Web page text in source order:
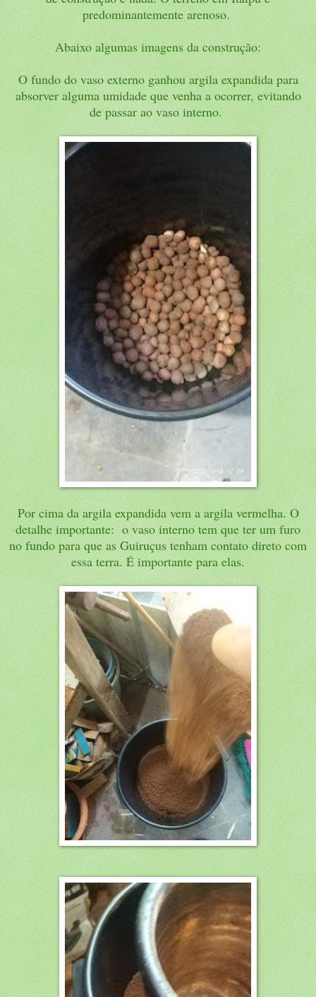
predominantemente arenoso.
Abaixo algumas imagens da construção:
O fundo do vaso externo ganhou argila expandida para
absorver alguma umidade que venha a ocorrer, evitando
de passar ao vaso interno.
Por cima da argila expandida vem a argila vermelha. O
detalhe importante: o vaso interno tem que ter um furo
no fundo para que as Guiruçus tenham contato direto com
essa terra. É importante para elas.